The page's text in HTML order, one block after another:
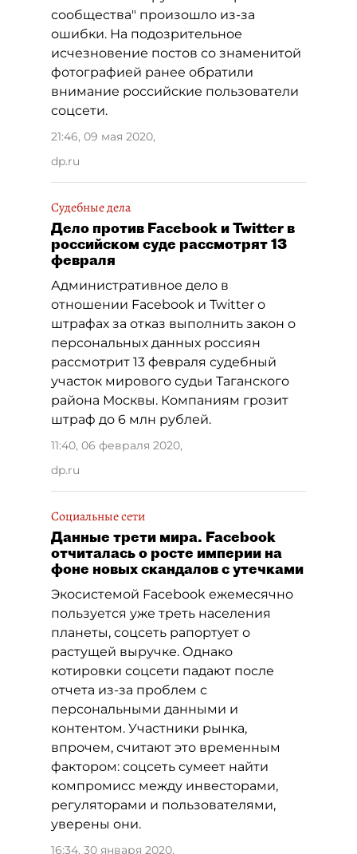
сообщества" произошло из-за
ошибки. На подозрительное
исчезновение постов со знаменитой
фотографией ранее обратили
внимание российские пользователи
соцсети.
21:46, 09 мая 2020,
dp.ru
Судебные дела
Дело против Facebook и Twitter в
российском суде рассмотрят 13
февраля
Административное дело в
отношении Facebook и Twitter о
штрафах за отказ выполнить закон о
персональных данных россиян
рассмотрит 13 февраля судебный
участок мирового судьи Таганского
района Москвы. Компаниям грозит
штраф до 6 млн рублей.
11:40, 06 февраля 2020,
dp.ru
Социальные сети
Данные трети мира. Facebook
отчиталась о росте империи на
фоне новых скандалов с утечками
Экосистемой Facebook ежемесячно
пользуется уже треть населения
планеты, соцсеть рапортует о
растущей выручке. Однако
котировки соцсети падают после
отчета из-за проблем с
персональными данными и
контентом. Участники рынка,
впрочем, считают это временным
фактором: соцсеть сумеет найти
компромисс между инвесторами,
регуляторами и пользователями,
уверены они.
16:34, 30 января 2020,